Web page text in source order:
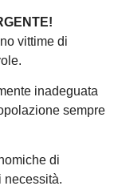
vittime di
inadeguata
sempre
di
necessità.